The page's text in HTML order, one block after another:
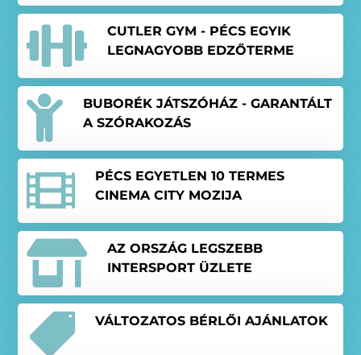

CUTLER GYM - PÉCS EGYIK
LEGNAGYOBB EDZŐTERME

BUBORÉK JÁTSZÓHÁZ - GARANTÁLT
A SZÓRAKOZÁS

PÉCS EGYETLEN 10 TERMES
CINEMA CITY MOZIJA

AZ ORSZÁG LEGSZEBB
INTERSPORT ÜZLETE
 VÁLTOZATOS BÉRLŐI AJÁNLATOK